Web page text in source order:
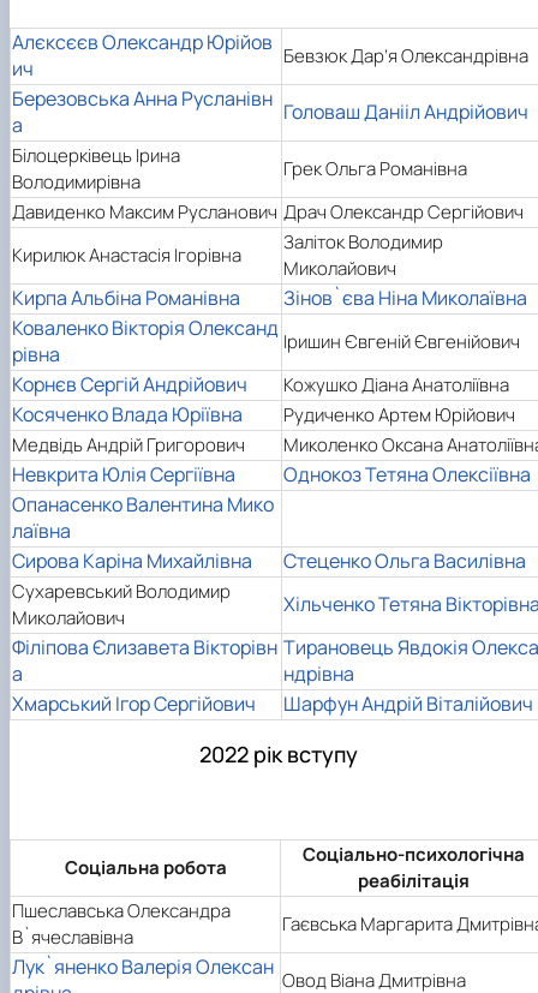
Алєксєєв Олександр Юрійов
ич
Бевзюк Дар’я Олександрівна
Березовська Анна Русланівн
а
Головаш Данііл Андрійович
Білоцерківець Ірина
Володимирівна
Грек Ольга Романівна
Давиденко Максим Русланович Драч Олександр Сергійович
Кирилюк Анастасія Ігорівна
Заліток Володимир
Миколайович
Кирпа Альбіна Романівна
Зінов`єва Ніна Миколаївна
Коваленко Вікторія Олександ
рівна
Іришин Євгеній Євгенійович
Корнєв Сергій Андрійович Кожушко Діана Анатоліївна
Косяченко Влада Юріївна
Рудиченко Артем Юрійович
Медвідь Андрій Григорович
Миколенко Оксана
Невкрита Юлія Сергіївна
Однокоз Тетяна Олексіївна
Опанасенко Валентина Мико
лаївна
Сирова Каріна Михайлівна
Стеценко Ольга Василівна
Сухаревський Володимир
Миколайович
Хільченко Тетяна
Філіпова Єлизавета Вікторівн
а
Тирановець Явдокія Олекса
ндрівна
Хмарський Ігор Сергійович
Шарфун Андрій Віталійович
2022 рік вступу
Соціальна робота
Соціально-психологічна
реабілітація
Пшеславська Олександра
В`ячеславівна
Гаєвська Маргарита
Лук`яненко Валерія Олексан
Овод Віана Дмитрівна